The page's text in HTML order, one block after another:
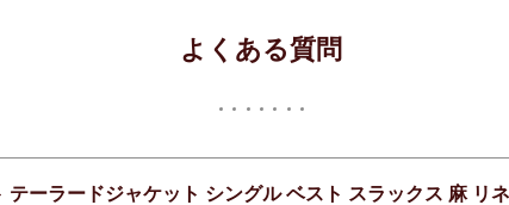
よくある質問
テーラードジャケット シングル ベスト スラックス 麻 リ